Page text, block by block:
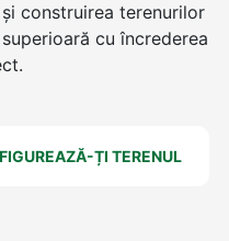
construirea terenurilor
cu încrederea
ȚI TERENUL